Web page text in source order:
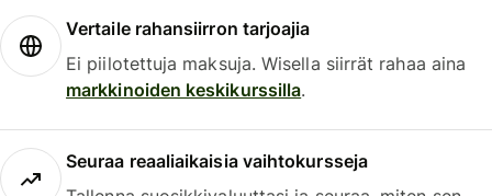
Vertaile rahansiirron tarjoajia
Ei piilotettuja maksuja. Wisella siirrät rahaa aina
markkinoiden keskikurssilla.
Seuraa reaaliaikaisia vaihtokursseja